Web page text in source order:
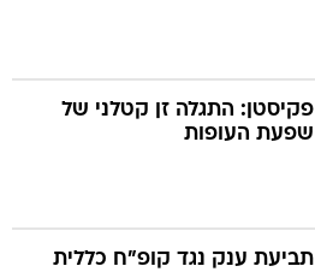
פקיסטן: התגלה זן קטלני של
שפעת העופות
תביעת ענק נגד קופ"ח כללית